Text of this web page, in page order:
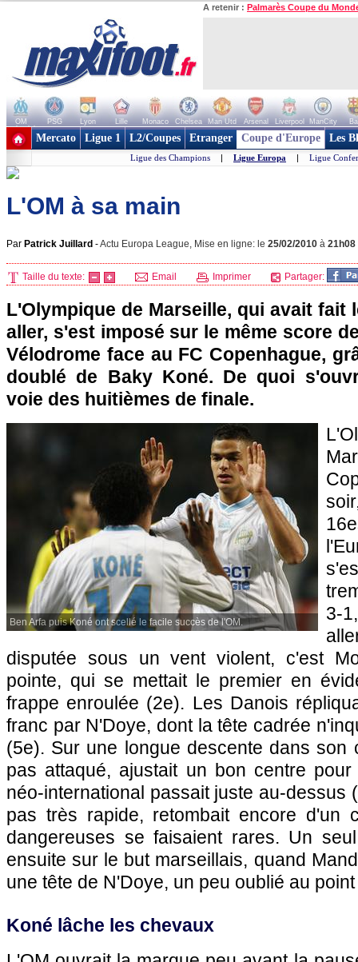
A retenir : Palmarès Coupe du
OM PSG Lyon Lille Monaco Chelsea Man Utd Arsenal Liverpool ManCity
+ de clubs
Mercato Ligue 1 L2/Coupes Etranger Coupe d'Europe Les
Ligue des Champions | Ligue Europa | Ligue
L'OM à sa main
Par Patrick Juillard -Actu Europa League, Mise en ligne: le 25/02/2010 à 21h08
Taille du texte: Email Imprimer Partager:
L'Olympique de Marseille, qui avait fait
aller, s'est imposé sur le même score
Vélodrome face au FC Copenhague,
doublé de Baky Koné. De quoi
voie des huitièmes de finale.
Ben Arfa puis Koné ont scellé le facile succès de l'OM.
3-
disputée sous un vent violent, c'est
pointe, qui se mettait le premier en
frappe enroulée (2e). Les Danois
franc par N'Doye, dont la tête cadrée
(5e). Sur une longue descente dans son
pas attaqué, ajustait un bon centre
néo-international passait juste au-dessus
pas très rapide, retombait encore d'un
dangereuses se faisaient rares. Un
ensuite sur le but marseillais, quand
une tête de N'Doye, un peu oublié au
Koné lâche les chevaux